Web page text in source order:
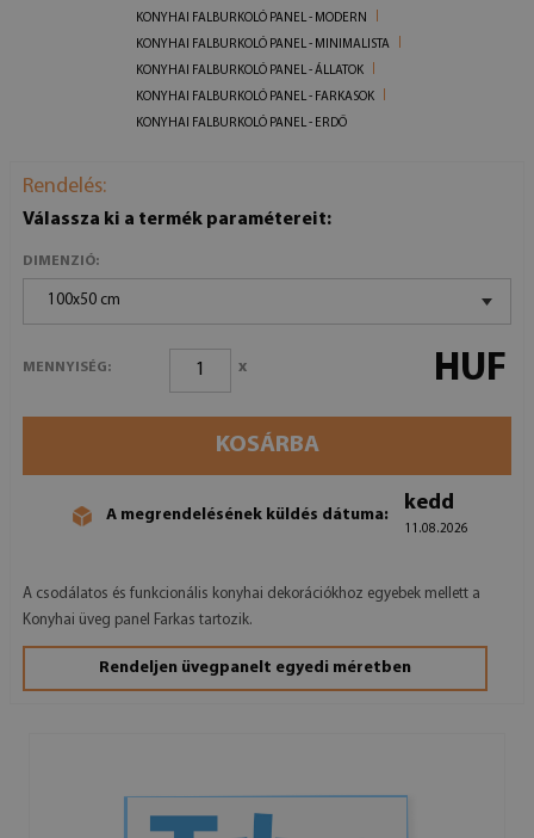
KONYHAI FALBURKOLÓ PANEL - MODERN
KONYHAI FALBURKOLÓ PANEL - MINIMALISTA
KONYHAI FALBURKOLÓ PANEL - ÁLLATOK
KONYHAI FALBURKOLÓ PANEL - FARKASOK
KONYHAI FALBURKOLÓ PANEL - ERDŐ
Rendelés:
Válassza ki a termék paramétereit:
DIMENZIÓ:
100x50 cm
MENNYISÉG: x HUF
KOSÁRBA
A megrendelésének küldés dátuma:
kedd
11.08.2026
A csodálatos és funkcionális konyhai dekorációkhoz egyebek mellett a
Konyhai üveg panel Farkas tartozik.
Rendeljen üvegpanelt egyedi méretben